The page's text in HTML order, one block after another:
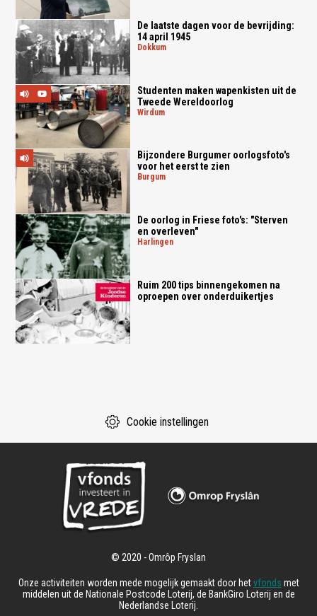
De laatste dagen voor de bevrijding:
14 april 1945
dokkum
Studenten maken wapenkisten uit de
Tweede Wereldoorlog
wirdum
Bijzondere Burgumer oorlogsfoto's
voor het eerst te zien
burgum
De oorlog in Friese foto's: "Sterven
en overleven"
harlingen
Ruim 200 tips binnengekomen na
oproepen over onderduikertjes
Cookie instellingen
Onze activiteiten worden mede mogelijk gemaakt door hetvfonds met
middelen uit de Nationale Postcode Loterij, de BankGiro Loterij en de
Nederlandse Loterij.